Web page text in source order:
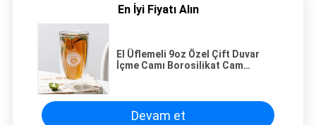
En İyi Fiyatı Alın
El Üflemeli 9oz Özel Çift Duvar
İçme Camı Borosilikat Cam
Devam et